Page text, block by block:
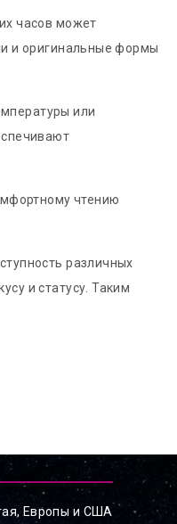
часов может
и оригинальные формы
или
чтению
различных
и статусу. Таким
Европы и США